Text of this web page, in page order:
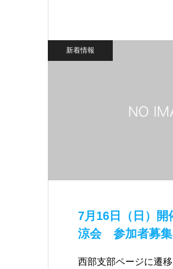
新着情報
7月16日（日）
涼会 参加者募
西部支部ページに遷